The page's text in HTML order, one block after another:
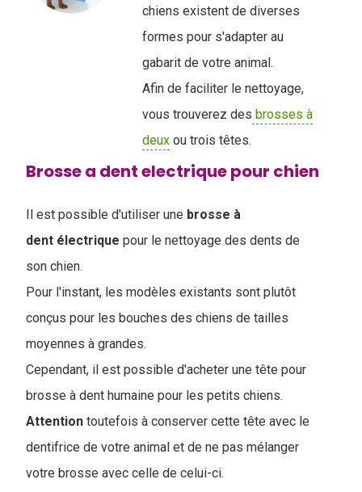
chiens existent de diverses
formes pour s'adapter au
gabarit de votre animal.
Afin de faciliter le nettoyage,
vous trouverez des brosses à
deux ou trois têtes.
Brosse a dent electrique pour chien
Il est possible d'utiliser une brosse à
dent électrique pour le nettoyage des dents de
son chien.
Pour l'instant, les modèles existants sont plutôt
conçus pour les bouches des chiens de tailles
moyennes à grandes.
Cependant, il est possible d'acheter une tête pour
brosse à dent humaine pour les petits chiens.
Attention toutefois à conserver cette tête avec le
dentifrice de votre animal et de ne pas mélanger
votre brosse avec celle de celui-ci.